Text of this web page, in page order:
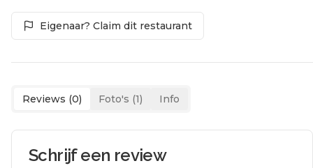
Eigenaar? Claim dit restaurant
Reviews (0) Foto's (1) Info
Schrijf een review